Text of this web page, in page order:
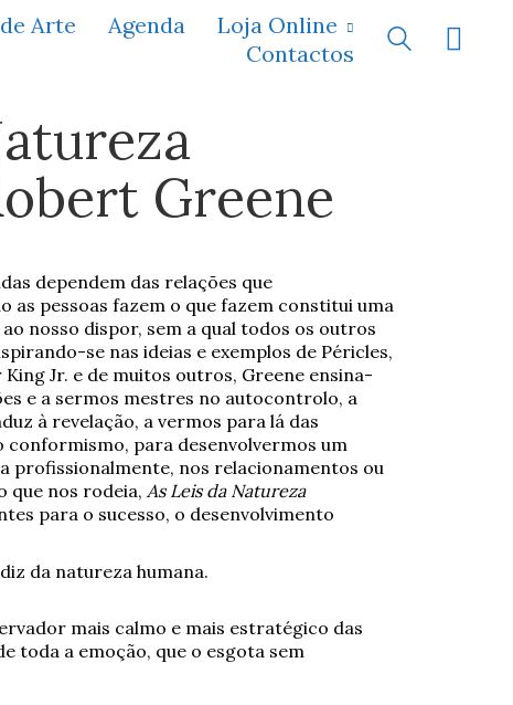
Arte Agenda
Loja Online
Contactos
Greene
dependem das relações que
as pessoas fazem o que fazem constitui uma
nosso dispor, sem a qual todos os outros
se nas ideias e exemplos de Péricles,
Jr. e de muitos outros, Greene ensina-
e a sermos mestres no autocontrolo, a
à revelação, a vermos para lá das
conformismo, para desenvolvermos um
profissionalmente, nos relacionamentos ou
que nos rodeia, As Leis da Natureza
para o sucesso, o desenvolvimento
da natureza humana.
mais calmo e mais estratégico das
toda a emoção, que o esgota sem